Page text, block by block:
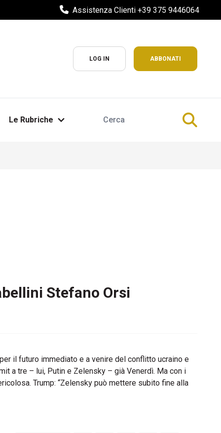
Assistenza Clienti +39 375 9446064
LOG IN ABBONATI
Le Rubriche
Stefano Orsi
il futuro immediato e a venire del conflitto ucraino e
a tre – lui, Putin e Zelensky – già Venerdì. Ma con i
Trump: “Zelensky può mettere subito fine alla